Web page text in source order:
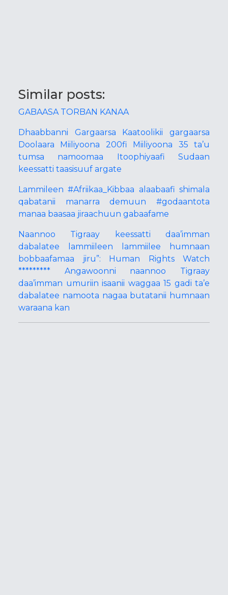
Similar posts:
GABAASA TORBAN KANAA
Dhaabbanni Gargaarsa Kaatoolikii gargaarsa
Doolaara Miiliyoona 200fi Miiliyoona 35 ta’u
tumsa namoomaa Itoophiyaafi Sudaan
keessatti taasisuuf argate
Lammileen #Afriikaa_Kibbaa alaabaafi shimala
qabatanii manarra demuun #godaantota
manaa baasaa jiraachuun gabaafame
Naannoo Tigraay keessatti daa’imman
dabalatee lammiileen lammiilee humnaan
bobbaafamaa jiru”: Human Rights Watch
********* Angawoonni naannoo Tigraay
daa’imman umuriin isaanii waggaa 15 gadi ta’e
dabalatee namoota nagaa butatanii humnaan
waraana kan